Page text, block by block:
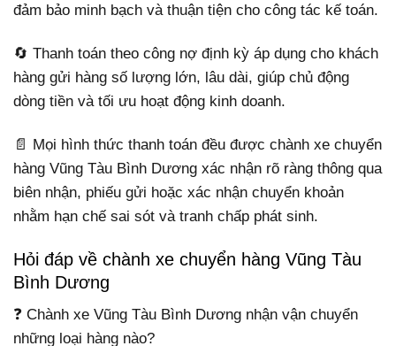
đảm bảo minh bạch và thuận tiện cho công tác kế toán.
🔄 Thanh toán theo công nợ định kỳ áp dụng cho khách
hàng gửi hàng số lượng lớn, lâu dài, giúp chủ động
dòng tiền và tối ưu hoạt động kinh doanh.
📄 Mọi hình thức thanh toán đều được chành xe chuyển
hàng Vũng Tàu Bình Dương xác nhận rõ ràng thông qua
biên nhận, phiếu gửi hoặc xác nhận chuyển khoản
nhằm hạn chế sai sót và tranh chấp phát sinh.
Hỏi đáp về chành xe chuyển hàng Vũng Tàu
Bình Dương
❓ Chành xe Vũng Tàu Bình Dương nhận vận chuyển
những loại hàng nào?